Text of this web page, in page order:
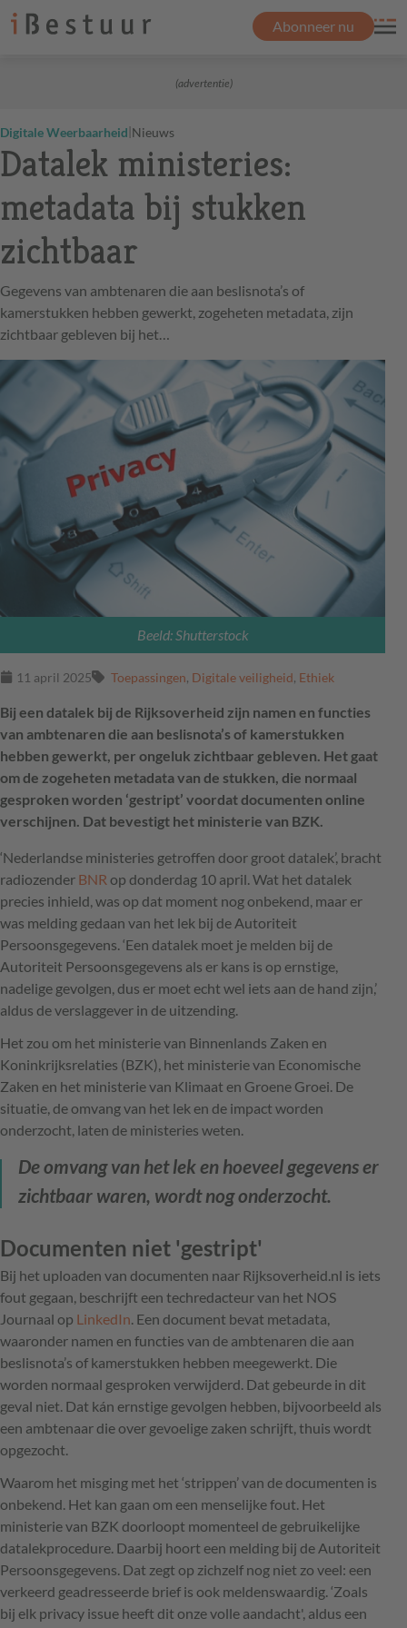
Abonneer nu
(advertentie)
Digitale Weerbaarheid|Nieuws
Datalek ministeries:
metadata bij stukken
zichtbaar
Gegevens van ambtenaren die aan beslisnota’s of
kamerstukken hebben gewerkt, zogeheten metadata, zijn
zichtbaar gebleven bij het…
Beeld: Shutterstock
11 april 2025 Toepassingen, Digitale veiligheid, Ethiek
Bij een datalek bij de Rijksoverheid zijn namen en functies
van ambtenaren die aan beslisnota’s of kamerstukken
hebben gewerkt, per ongeluk zichtbaar gebleven. Het gaat
om de zogeheten metadata van de stukken, die normaal
gesproken worden ‘gestript’ voordat documenten online
verschijnen. Dat bevestigt het ministerie van BZK.
‘Nederlandse ministeries getroffen door groot datalek’, bracht
radiozender BNR op donderdag 10 april. Wat het datalek
precies inhield, was op dat moment nog onbekend, maar er
was melding gedaan van het lek bij de Autoriteit
Persoonsgegevens. ‘Een datalek moet je melden bij de
Autoriteit Persoonsgegevens als er kans is op ernstige,
nadelige gevolgen, dus er moet echt wel iets aan de hand zijn,’
aldus de verslaggever in de uitzending.
Het zou om het ministerie van Binnenlands Zaken en
Koninkrijksrelaties (BZK), het ministerie van Economische
Zaken en het ministerie van Klimaat en Groene Groei. De
situatie, de omvang van het lek en de impact worden
onderzocht, laten de ministeries weten.
De omvang van het lek en hoeveel gegevens er
zichtbaar waren, wordt nog onderzocht.
Documenten niet 'gestript'
Bij het uploaden van documenten naar Rijksoverheid.nl is iets
fout gegaan, beschrijft een techredacteur van het NOS
Journaal op LinkedIn . Een document bevat metadata,
waaronder namen en functies van de ambtenaren die aan
beslisnota’s of kamerstukken hebben meegewerkt. Die
worden normaal gesproken verwijderd. Dat gebeurde in dit
geval niet. Dat kán ernstige gevolgen hebben, bijvoorbeeld als
een ambtenaar die over gevoelige zaken schrijft, thuis wordt
opgezocht.
Waarom het misging met het ‘strippen’ van de documenten is
onbekend. Het kan gaan om een menselijke fout. Het
ministerie van BZK doorloopt momenteel de gebruikelijke
datalekprocedure. Daarbij hoort een melding bij de Autoriteit
Persoonsgegevens. Dat zegt op zichzelf nog niet zo veel: een
verkeerd geadresseerde brief is ook meldenswaardig. ‘Zoals
bij elk privacy issue heeft dit onze volle aandacht', aldus een